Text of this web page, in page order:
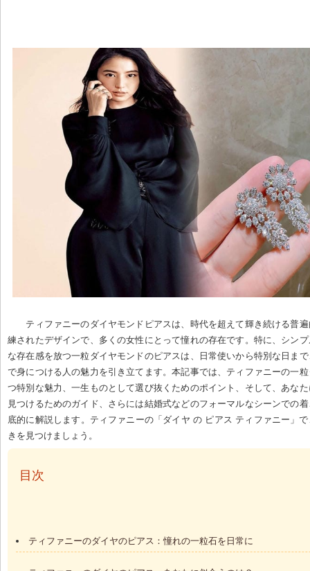
ティファニーのダイヤモンドピアスは、時代を超えて輝き続ける普
練されたデザインで、多くの女性にとって憧れの存在です。特に、シン
な存在感を放つ一粒ダイヤモンドのピアスは、日常使いから特別な日ま
で身につける人の魅力を引き立てます。本記事では、ティファニーの一
つ特別な魅力、一生ものとして選び抜くためのポイント、そして、あな
見つけるためのガイド、さらには結婚式などのフォーマルなシーンでの
底的に解説します。ティファニーの「ダイヤ の ピアス ティファニー」
きを見つけましょう。
目次
ティファニーのダイヤのピアス：憧れの一粒石を日常に